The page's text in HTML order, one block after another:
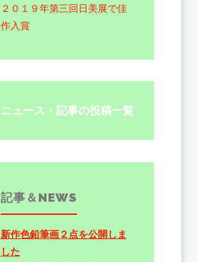
２０１９年第三回日美展で佳
作入賞
ニュース・記事の投稿一覧
記事＆NEWS
新作色鉛筆画２点を公開しま
した